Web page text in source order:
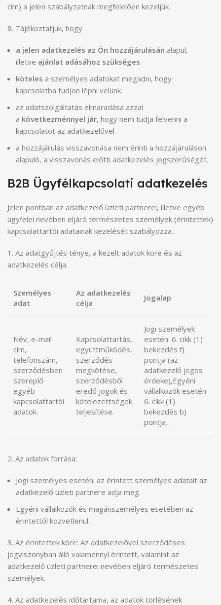
cím) a jelen szabályzatnak megfelelően kezeljük.
8. Tájékoztatjuk, hogy
a jelen adatkezelés az Ön hozzájárulásán alapul,
illetve ajánlat adásához szükséges.
köteles a személyes adatokat megadni, hogy
kapcsolatba tudjon lépni velünk.
az adatszolgáltatás elmaradása azzal
a következménnyel jár, hogy nem tudja felvenni a
kapcsolatot az adatkezelővel.
a hozzájárulás visszavonása nem érinti a hozzájáruláson
alapuló, a visszavonás előtti adatkezelés jogszerűségét.
B2B Ügyfélkapcsolati adatkezelés
Jelen pontban az adatkezelő üzleti partnerei, illetve egyéb
ügyfelei nevében eljáró természetes személyek (érintettek)
kapcsolattartói adatainak kezelését szabályozza.
1. Az adatgyűjtés ténye, a kezelt adatok köre és az
adatkezelés célja:
Személyes
adat
Az adatkezelés
célja
Jogalap
Név, e-mail
cím,
telefonszám,
szerződésben
szereplő
egyéb
kapcsolattartói
adatok.
Kapcsolattartás,
együttműködés,
szerződés
megkötése,
szerződésből
eredő jogok és
kötelezettségek
teljesítése.
Jogi személyek
esetén: 6. cikk (1)
bekezdés f)
pontja (az
adatkezelő jogos
érdeke),Egyéni
vállalkozók esetén
6. cikk (1)
bekezdés b)
pontja.
2. Az adatok forrása:
Jogi személyes esetén: az érintett személyes adatait az
adatkezelő üzleti partnere adja meg.
Egyéni vállalkozók és magánszemélyes esetében az
érintettől közvetlenül.
3. Az érintettek köre: Az adatkezelővel szerződéses
jogviszonyban álló valamennyi érintett, valamint az
adatkezelő üzleti partnerei nevében eljáró természetes
személyek.
4. Az adatkezelés időtartama, az adatok törlésének